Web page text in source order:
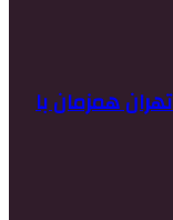
تهران همزمان با